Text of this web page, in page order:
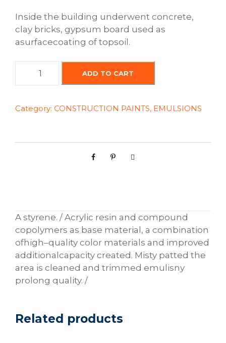
Inside the building underwent concrete,
clay bricks, gypsum board used as
asurfacecoating of topsoil .
e
o
s
i
o
n
q
u
t
ADD TO CART
Category: CONSTRUCTION PAINTS, EMULSIONS
A styrene. / Acrylic resin and compound
copolymers as base material , a combination
ofhigh–quality color materials and improved
additional capacity created . Misty patted the
area is cleaned and trimmed emulisny
prolong quality. /
Related products